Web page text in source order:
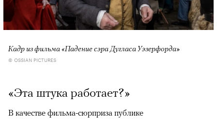
Кадр из фильма «Падение сэра Дугласа Уэзерфорда»
© OSSIAN PICTURES
«Эта штука работает?»
В качестве фильма-сюрприза публике